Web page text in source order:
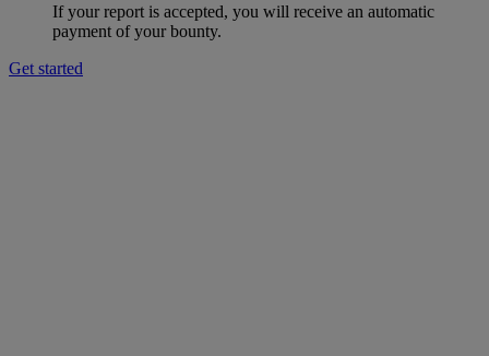
If your report is accepted, you will receive an automatic
payment of your bounty.
Get started